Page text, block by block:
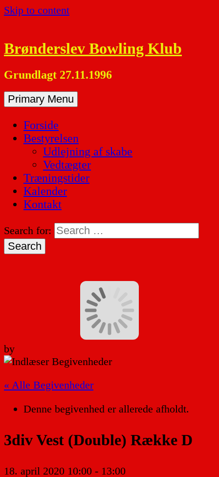
Skip to content
Brønderslev Bowling Klub
Grundlagt 27.11.1996
Primary Menu
Forside
Bestyrelsen
Udlejning af skabe
Vedtægter
Træningstider
Kalender
Kontakt
Search for:
by
« Alle Begivenheder
Denne begivenhed er allerede afholdt.
3div Vest (Double) Række D
18. april 2020 10:00 - 13:00